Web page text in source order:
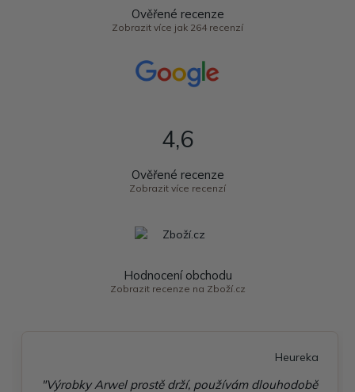
Ověřené recenze
Zobrazit více jak 264 recenzí
4,6
Ověřené recenze
Zobrazit více recenzí
Hodnocení obchodu
Zobrazit recenze na Zboží.cz
Heureka
"Výrobky Arwel prostě drží, používám dlouhodobě